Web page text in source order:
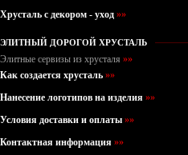
Хрусталь с декором - уход »»
ЭЛИТНЫЙ ДОРОГОЙ ХРУСТАЛЬ
Элитные сервизы из хрусталя »»
Как создается хрусталь »»
Нанесение логотипов на изделия »»
Условия доставки и оплаты »»
Контактная информация »»